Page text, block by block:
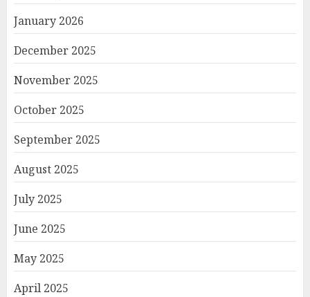
January 2026
December 2025
November 2025
October 2025
September 2025
August 2025
July 2025
June 2025
May 2025
April 2025